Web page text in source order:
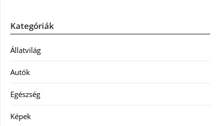
Kategóriák
Állatvilág
Autók
Egészség
Képek